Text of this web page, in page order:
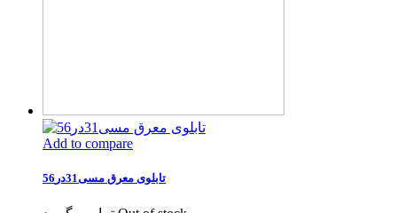
Add to compare
تابلوی معرق مسی31در56